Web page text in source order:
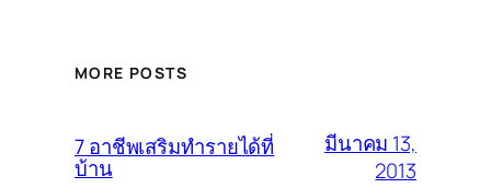
MORE POSTS
7 อาชีพเสริมทำรายได้ที่
บ้าน
มีนาคม 13,
2013